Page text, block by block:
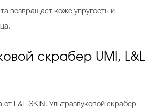
возвращает коже упругость и
скрабер UMI, L&L
L&L SKIN. Ультразвуковой скрабер